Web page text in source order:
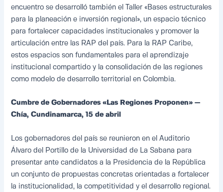
encuentro se desarrolló también el Taller «Bases estructurales
para la planeación e inversión regional», un espacio técnico
para fortalecer capacidades institucionales y promover la
articulación entre las RAP del país. Para la RAP Caribe,
estos espacios son fundamentales para el aprendizaje
institucional compartido y la consolidación de las regiones
como modelo de desarrollo territorial en Colombia.
Cumbre de Gobernadores «Las Regiones Proponen» —
Chía, Cundinamarca, 15 de abril
Los gobernadores del país se reunieron en el Auditorio
Álvaro del Portillo de la Universidad de La Sabana para
presentar ante candidatos a la Presidencia de la República
un conjunto de propuestas concretas orientadas a fortalecer
la institucionalidad, la competitividad y el desarrollo regional.